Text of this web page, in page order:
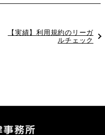
次【実績】利用規約のリーガ
ルチェック